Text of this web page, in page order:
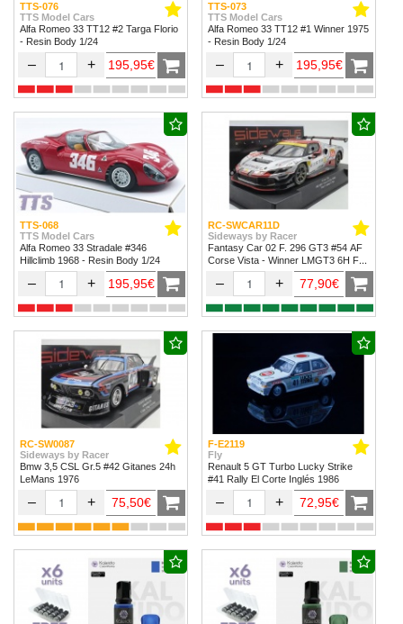
TTS-076
TTS Model Cars
Alfa Romeo 33 TT12 #2 Targa Florio
- Resin Body 1/24
– + 195,95€
TTS-073
TTS Model Cars
Alfa Romeo 33 TT12 #1 Winner 1975
- Resin Body 1/24
– + 195,95€
TTS-068
TTS Model Cars
Alfa Romeo 33 Stradale #346
Hillclimb 1968 - Resin Body 1/24
– + 195,95€
RC-SWCAR11D
Sideways by Racer
Fantasy Car 02 F. 296 GT3 #54 AF
Corse Vista - Winner LMGT3 6H Fuji
– + 77,90€
RC-SW0087
Sideways by Racer
Bmw 3,5 CSL Gr.5 #42 Gitanes 24h
LeMans 1976
– + 75,50€
F-E2119
Fly
Renault 5 GT Turbo Lucky Strike
#41 Rally El Corte Inglés 1986
– + 72,95€